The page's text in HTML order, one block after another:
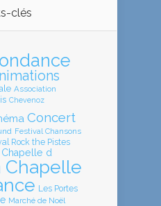
clés
Association
Chevenoz
Concert
Festival Chansons
Rock the Pistes
Chapelle d
Chapelle
Les Portes
Marché de Noël